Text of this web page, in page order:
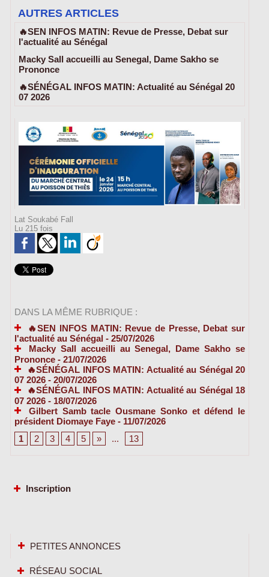
AUTRES ARTICLES
🔥SEN INFOS MATIN: Revue de Presse, Debat sur
l'actualité au Sénégal
Macky Sall accueilli au Senegal, Dame Sakho se
Prononce
🔥SÉNÉGAL INFOS MATIN: Actualité au Sénégal 20
07 2026
Lat Soukabé Fall
Lu 215 fois
DANS LA MÊME RUBRIQUE :
🔥SEN INFOS MATIN: Revue de Presse, Debat sur
l'actualité au Sénégal - 25/07/2026
Macky Sall accueilli au Senegal, Dame Sakho se
Prononce - 21/07/2026
🔥SÉNÉGAL INFOS MATIN: Actualité au Sénégal 20
07 2026 - 20/07/2026
🔥SÉNÉGAL INFOS MATIN: Actualité au Sénégal 18
07 2026 - 18/07/2026
Gilbert Samb tacle Ousmane Sonko et défend le
président Diomaye Faye - 11/07/2026
1
2 3 4 5 » ... 13
Inscription
PETITES ANNONCES
RÉSEAU SOCIAL